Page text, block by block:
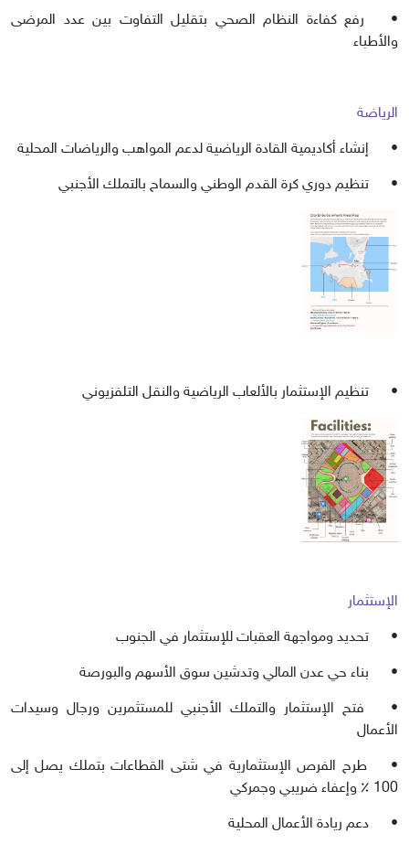
•
رفع كفاءة النظام الصحي بتقليل التفاوت بين عدد المرضى
والأطباء
الرياضة
• إنشاء أكاديمية القادة الرياضية لدعم المواهب والرياضات المحلية
• تنظيم دوري كرة القدم الوطني والسماح بالتملك الأجنبي
• تنظيم الإستثمار بالألعاب الرياضية والنقل التلفزيوني
الإستثمار
• تحديد ومواجهة العقبات للإستثمار في الجنوب
• بناء حي عدن المالي وتدشين سوق الأسهم والبورصة
•
فتح الإستثمار والتملك الأجنبي للمستثمرين ورجال وسيدات
الأعمال
•
طرح الفرص الإستثمارية في شتى القطاعات بتملك يصل إلى
100 ٪ وإعفاء ضريبي وجمركي
• دعم ريادة الأعمال المحلية